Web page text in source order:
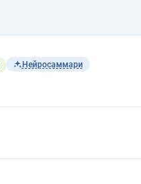
Нейросаммари